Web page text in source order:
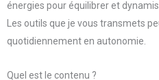
énergies pour équilibrer et
Les outils que je vous transmets
quotidiennement en autonomie.
Quel est le contenu ?